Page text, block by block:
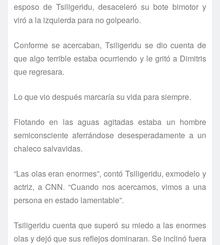
esposo de Tsiligeridu, desaceleró su bote bimotor y
viró a la izquierda para no golpearlo.
Conforme se acercaban, Tsiligeridu se dio cuenta de
que algo terrible estaba ocurriendo y le gritó a Dimitris
que regresara.
Lo que vio después marcarí­a su vida para siempre.
Flotando en las aguas agitadas estaba un hombre
semiconsciente aferrándose desesperadamente a un
chaleco salvavidas.
“Las olas eran enormes”, contó Tsiligeridu, exmodelo y
actriz, a CNN. “Cuando nos acercamos, vimos a una
persona en estado lamentable”.
Tsiligeridu cuenta que superó su miedo a las enormes
olas y dejó que sus reflejos dominaran. Se inclinó fuera